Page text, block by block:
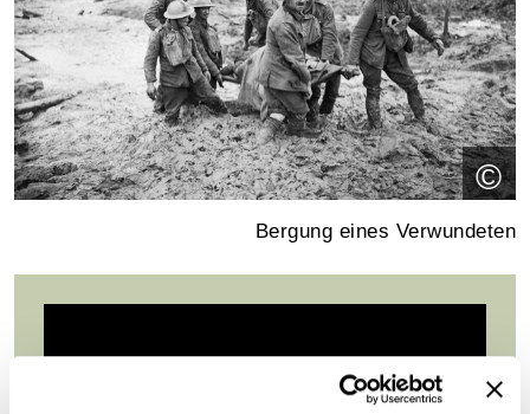
©
Bergung eines Verwundeten